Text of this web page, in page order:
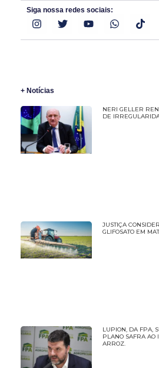
Siga nossa redes sociais:
+ Notícias
NERI GELLER
DE
JUSTIÇA
GLIFOSATO EM
LUPION, DA FPA,
PLANO SAFRA AO
ARROZ.